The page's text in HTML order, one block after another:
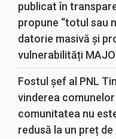
publicat în
propune “totul sau
datorie masivă și
vulnerabilități
Fostul șef al PNL
vinderea
comunitatea nu
redusă la un preț